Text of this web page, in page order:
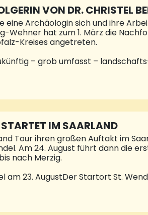
VON DR. CHRISTEL
eine Archäologin sich und ihre
Wehner hat zum 1. März die
Kreises angetreten.
– grob umfasst –
die Kirkeler Burg, wo sich Dr.
der AQuiS GmbH, Frank John,
Verkehrsvereins Kirkel und
traf. Zu den
dem Aspekt derIM SAARLAND
Tour ihren großen Auftakt im
Am 24. August führt dann die
nach Merzig.
am 23. AugustDer Startort St.
angefangen von Cross-
aus kurzen Einzelzeitfahrten auf
Das Sekundenspiel ist